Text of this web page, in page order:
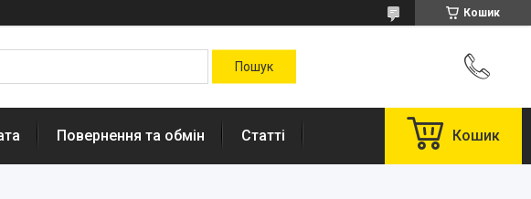
Кошик
Повернення та обмін Статті Кошик